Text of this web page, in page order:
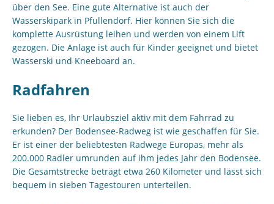
über den See. Eine gute Alternative ist auch der
Wasserskipark in Pfullendorf. Hier können Sie sich die
komplette Ausrüstung leihen und werden von einem Lift
gezogen. Die Anlage ist auch für Kinder geeignet und bietet
Wasserski und Kneeboard an.
Radfahren
Sie lieben es, Ihr Urlaubsziel aktiv mit dem Fahrrad zu
erkunden? Der Bodensee-Radweg ist wie geschaffen für Sie.
Er ist einer der beliebtesten Radwege Europas, mehr als
200.000 Radler umrunden auf ihm jedes Jahr den Bodensee.
Die Gesamtstrecke beträgt etwa 260 Kilometer und lässt sich
bequem in sieben Tagestouren unterteilen.